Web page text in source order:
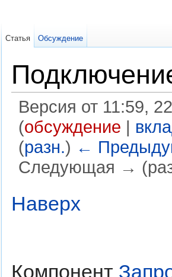
Версия от 11:59,
(обсуждение |
(разн.) ←
Следующая →
Наверх
Компонент
Статья Обсуждение